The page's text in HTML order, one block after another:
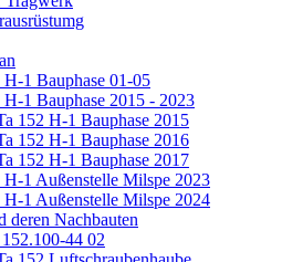
1 Bauphase 01-05
1 Bauphase 2015 - 2023
152 H-1 Bauphase 2015
152 H-1 Bauphase 2016
152 H-1 Bauphase 2017
H-1 Außenstelle Milspe 2023
H-1 Außenstelle Milspe 2024
deren Nachbauten
44 02